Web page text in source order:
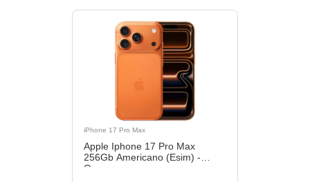
iPhone 17 Pro Max
Apple Iphone 17 Pro Max
256Gb Americano (Esim) -
Orange